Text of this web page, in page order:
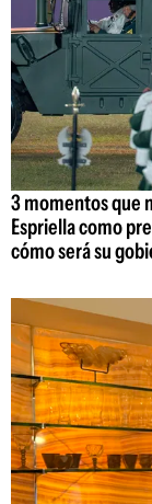
3 momentos que
Espriella como
cómo será su